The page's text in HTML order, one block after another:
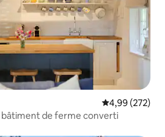
Note
4,99 (272)
bâtiment de ferme converti